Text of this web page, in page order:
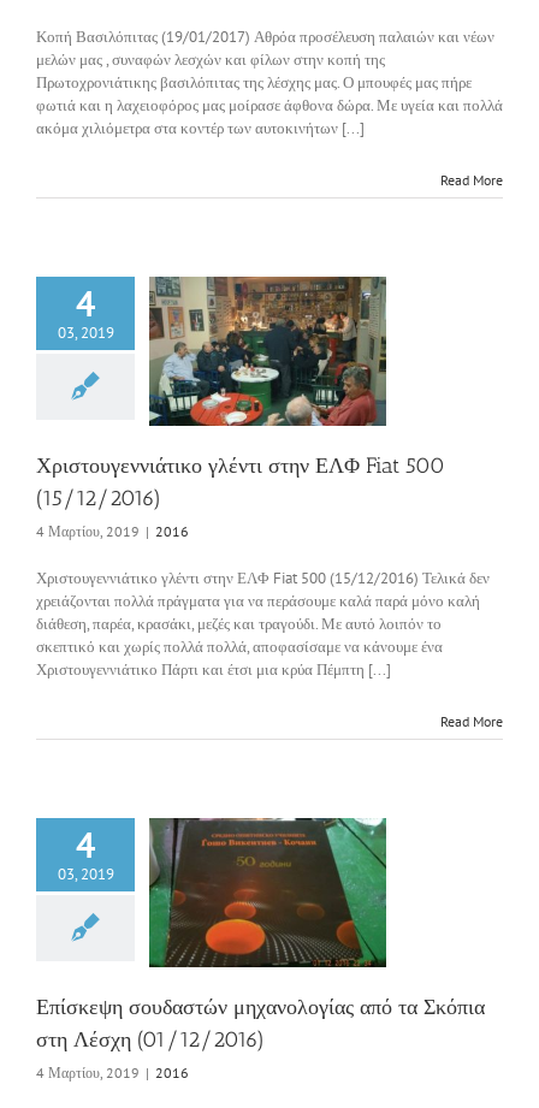
Κοπή Βασιλόπιτας (19/01/2017) Αθρόα προσέλευση παλαιών και νέων
μελών μας , συναφών λεσχών και φίλων στην κοπή της
Πρωτοχρονιάτικης βασιλόπιτας της λέσχης μας. Ο μπουφές μας πήρε
φωτιά και η λαχειοφόρος μας μοίρασε άφθονα δώρα. Με υγεία και πολλά
ακόμα χιλιόμετρα στα κοντέρ των αυτοκινήτων [...]
Read More
4
03, 2019
γλέντι
12/2016)
Χριστουγεννιάτικο γλέντι στην ΕΛΦ Fiat 500
(15/12/2016)
4 Μαρτίου, 2019 | 2016
Χριστουγεννιάτικο γλέντι στην ΕΛΦ Fiat 500 (15/12/2016) Τελικά δεν
χρειάζονται πολλά πράγματα για να περάσουμε καλά παρά μόνο καλή
διάθεση, παρέα, κρασάκι, μεζές και τραγούδι. Με αυτό λοιπόν το
σκεπτικό και χωρίς πολλά πολλά, αποφασίσαμε να κάνουμε ένα
Χριστουγεννιάτικο Πάρτι και έτσι μια κρύα Πέμπτη [...]
Read More
4
03, 2019
σουδαστών
από τα
στη Λέσχη
12/2016)
Επίσκεψη σουδαστών μηχανολογίας από τα Σκόπια
στη Λέσχη (01/12/2016)
4 Μαρτίου, 2019 | 2016